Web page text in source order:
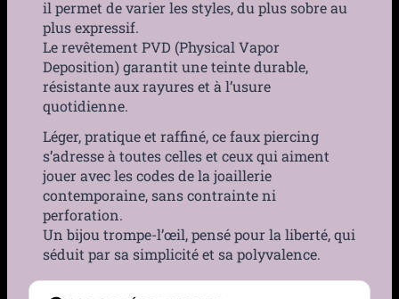
il permet de varier les styles, du plus sobre au
plus expressif.
Le revêtement PVD (Physical Vapor
Deposition) garantit une teinte durable,
résistante aux rayures et à l’usure
quotidienne.
Léger, pratique et raffiné, ce faux piercing
s’adresse à toutes celles et ceux qui aiment
jouer avec les codes de la joaillerie
contemporaine, sans contrainte ni
perforation.
Un bijou trompe-l’œil, pensé pour la liberté, qui
séduit par sa simplicité et sa polyvalence.